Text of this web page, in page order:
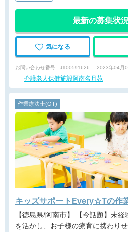
最新の募集状
気になる
お問い合わせ番号 : J100591626 2023年04月
介護老人保健施設阿南名月苑
作業療法士(OT)
キッズサポートEvery☆Tの作
【徳島県/阿南市】 【今話題】未経験歓迎！セラピストの経験
を活かし、お子様の療育に携わり